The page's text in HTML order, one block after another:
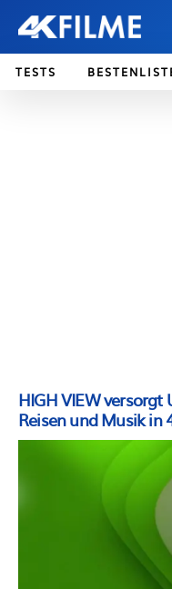
TESTS
HIGH VIEW
Reisen und Musik in